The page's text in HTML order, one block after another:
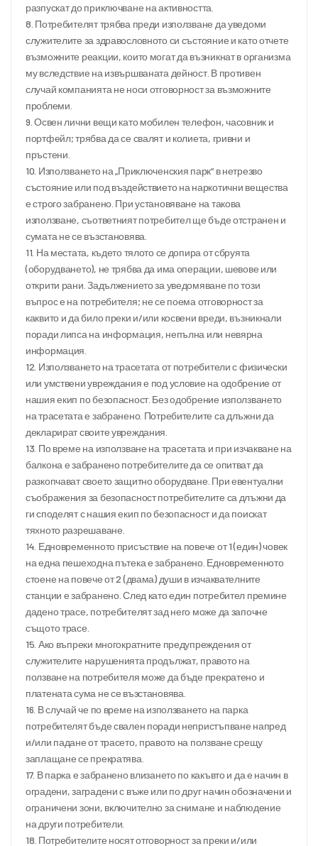
разпускат до приключване на активността.
8. Потребителят трябва преди използване да уведоми
служителите за здравословното си състояние и като отчете
възможните реакции, които могат да възникнат в организма
му вследствие на извършваната дейност. В противен
случай компанията не носи отговорност за възможните
проблеми.
9. Освен лични вещи като мобилен телефон, часовник и
портфейл; трябва да се свалят и колиета, гривни и
пръстени.
10. Използването на „Приключенския парк“ в нетрезво
състояние или под въздействието на наркотични вещества
е строго забранено. При установяване на такова
използване, съответният потребител ще бъде отстранен и
сумата не се възстановява.
11. На местата, където тялото се допира от сбруята
(оборудването), не трябва да има операции, шевове или
открити рани. Задължението за уведомяване по този
въпрос е на потребителя; не се поема отговорност за
каквито и да било преки и/или косвени вреди, възникнали
поради липса на информация, непълна или невярна
информация.
12. Използването на трасетата от потребители с физически
или умствени увреждания е под условие на одобрение от
нашия екип по безопасност. Без одобрение използването
на трасетата е забранено. Потребителите са длъжни да
декларират своите увреждания.
13. По време на използване на трасетата и при изчакване на
балкона е забранено потребителите да се опитват да
разкопчават своето защитно оборудване. При евентуални
съображения за безопасност потребителите са длъжни да
ги споделят с нашия екип по безопасност и да поискат
тяхното разрешаване.
14. Едновременното присъствие на повече от 1 (един) човек
на една пешеходна пътека е забранено. Едновременното
стоене на повече от 2 (двама) души в изчаквателните
станции е забранено. След като един потребител премине
дадено трасе, потребителят зад него може да започне
същото трасе.
15. Ако въпреки многократните предупреждения от
служителите нарушенията продължат, правото на
ползване на потребителя може да бъде прекратено и
платената сума не се възстановява.
16. В случай че по време на използването на парка
потребителят бъде свален поради непристъпване напред
и/или падане от трасето, правото на ползване срещу
заплащане се прекратява.
17. В парка е забранено влизането по какъвто и да е начин в
оградени, заградени с въже или по друг начин обозначени и
ограничени зони, включително за снимане и наблюдение
на други потребители.
18. Потребителите носят отговорност за преки и/или